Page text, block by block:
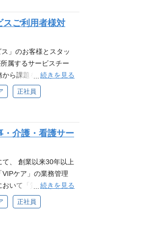
ション、介護施設で
に行動できる方 ・変
ないしくみを作れる
運営経験のいずれか
トテーブル・vlooku
用できる方 配属先情
のメンバーが活躍し
ジする事ができる環
めていただき、徐々
ためのフリースペー
設置されたエスプレ
社を越えてコミュニケ
スご利用者様対
」のお客様とスタッ
属するサービスチー
ら課題を発見し、自
記２つの職種を募集
け家事・介護・看護
ニケーションし、マ
です。お客様のお困
だきます。 ➁コーディ
用全般に関わって頂
コーディネート*を通
望に対し、家事・介
お仕事です） 具
導 ・病院などへの営
ッフの育成 ・お客
続きを見る
正社員
・介護・看護サー
、 創業以来30年以上
ケア」の業務管理
いて「質でナンバー
エデュケア」を提供
ビス「VIPケア」
ンズファミリーケ
続きを見る
正社員